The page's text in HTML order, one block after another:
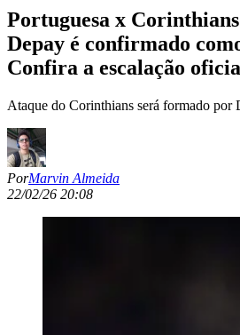
Portuguesa x
Depay é confirmado
Confira a escalação
Ataque do Corinthians será formado por
PorMarvin Almeida
22/02/26 20:08